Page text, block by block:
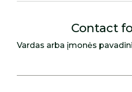
Contact
Vardas arba įmonės